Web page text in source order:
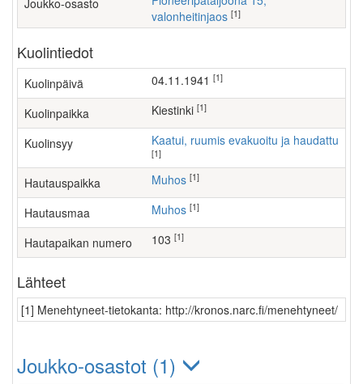
Joukko-osasto
valonheitinjaos [1]
Kuolintiedot
Kuolinpäivä 04.11.1941 [1]
Kuolinpaikka Kiestinki [1]
Kuolinsyy Kaatui, ruumis evakuoitu ja haudattu
[1]
Hautauspaikka Muhos [1]
Hautausmaa Muhos [1]
Hautapaikan numero 103 [1]
Lähteet
[1] Menehtyneet-tietokanta: http://kronos.narc.fi/menehtyneet/
Joukko-osastot (1)